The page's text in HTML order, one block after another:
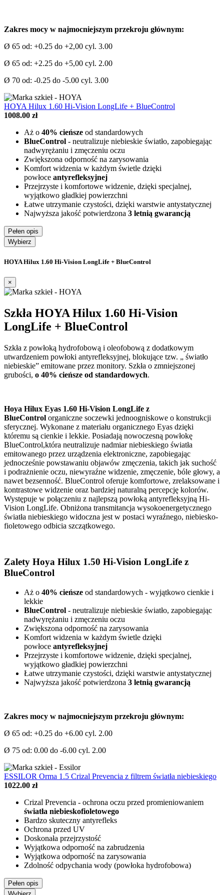
Zakres mocy w najmocniejszym przekroju głównym:
Ø 65 od: +0.25 do +2,00 cyl. 3.00
Ø 65 od: +2.25 do +5,00 cyl. 2.00
Ø 70 od: -0.25 do -5.00 cyl. 3.00
HOYA Hilux 1.60 Hi-Vision LongLife + BlueControl
1008.00 zł
Aż o 40% cieńsze od standardowych
BlueControl - neutralizuje niebieskie światło, zapobiegając
nadwyrężaniu i zmęczeniu oczu
Zwiększona odporność na zarysowania
Komfort widzenia w każdym świetle dzięki
powłoce antyrefleksyjnej
Przejrzyste i komfortowe widzenie, dzięki specjalnej,
wyjątkowo gładkiej powierzchni
Łatwe utrzymanie czystości, dzięki warstwie antystatycznej
Najwyższa jakość potwierdzona 3 letnią gwarancją
Pełen opis
Wybierz
HOYA Hilux 1.60 Hi-Vision LongLife + BlueControl
×
Szkła HOYA Hilux 1.60 Hi-Vision
LongLife + BlueControl
Szkła z powłoką hydrofobową i oleofobową z dodatkowym
utwardzeniem powłoki antyrefleksyjnej, blokujące tzw. „ światło
niebieskie” emitowane przez monitory. Szkła o zmniejszonej
grubości, o 40% cieńsze od standardowych.
Hoya Hilux Eyas 1.60 Hi-Vision LongLife z
BlueControl organiczne soczewki jednoogniskowe o konstrukcji
sferycznej. Wykonane z materiału organicznego Eyas dzięki
któremu są cienkie i lekkie. Posiadają nowoczesną powłokę
BlueControl,która neutralizuje nadmiar niebieskiego światła
emitowanego przez urządzenia elektroniczne, zapobiegając
jednocześnie powstawaniu objawów zmęczenia, takich jak suchość
i podrażnienie oczu, niewyraźne widzenie, zmęczenie, bóle głowy, a
nawet bezsenność. BlueControl oferuje komfortowe, zrelaksowane i
kontrastowe widzenie oraz bardziej naturalną percepcję kolorów.
Występuje w połączeniu z najlepszą powłoką antyrefleksyjną Hi-
Vision LongLife. Obniżona transmitancja wysokoenergetycznego
światła niebieskiego widoczna jest w postaci wyraźnego, niebiesko-
fioletowego odbicia szczątkowego.
Zalety Hoya Hilux 1.50 Hi-Vision LongLife z
BlueControl
Aż o 40% cieńsze od standardowych - wyjątkowo cienkie i
lekkie
BlueControl - neutralizuje niebieskie światło, zapobiegając
nadwyrężaniu i zmęczeniu oczu
Zwiększona odporność na zarysowania
Komfort widzenia w każdym świetle dzięki
powłoce antyrefleksyjnej
Przejrzyste i komfortowe widzenie, dzięki specjalnej,
wyjątkowo gładkiej powierzchni
Łatwe utrzymanie czystości, dzięki warstwie antystatycznej
Najwyższa jakość potwierdzona 3 letnią gwarancją
Zakres mocy w najmocniejszym przekroju głównym:
Ø 65 od: +0.25 do +6.00 cyl. 2.00
Ø 75 od: 0.00 do -6.00 cyl. 2.00
ESSILOR Orma 1.5 Crizal Prevencia z filtrem światła niebieskiego
1022.00 zł
Crizal Prevencia - ochrona oczu przed promieniowaniem
światła niebieskofioletowego
Bardzo skuteczny antyrefleks
Ochrona przed UV
Doskonała przejrzystość
Wyjątkowa odporność na zabrudzenia
Wyjątkowa odporność na zarysowania
Zdolność odpychania wody (powłoka hydrofobowa)
Pełen opis